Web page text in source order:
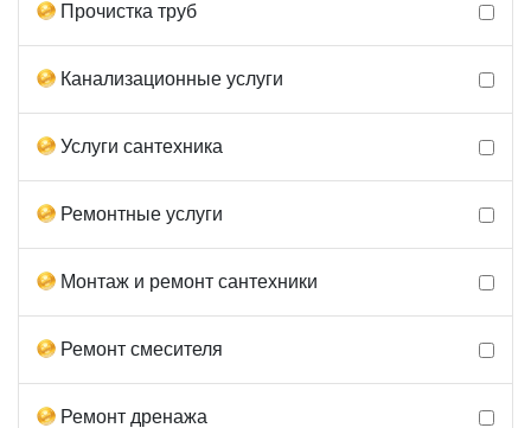
Прочистка труб
Канализационные услуги
Услуги сантехника
Ремонтные услуги
Монтаж и ремонт сантехники
Ремонт смесителя
Ремонт дренажа